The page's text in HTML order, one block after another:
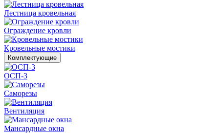
Лестница кровельная
Ограждение кровли
Кровельные мостики
Комплектующие
ОСП-3
Саморезы
Вентиляция
Мансардные окна